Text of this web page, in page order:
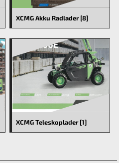
XCMG Akku Radlader [8]
XCMG Teleskoplader [1]